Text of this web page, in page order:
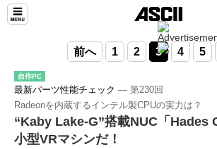
前へ 1 2 3 4 5
自作PC
最新パーツ性能チェック ― 第230回
Radeonを内蔵するインテル製CPUの実力は？
“Kaby Lake-G”搭載NUC「Hades
小型VRマシンだ！